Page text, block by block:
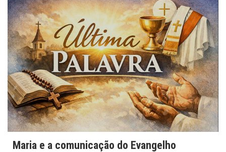
Maria e a comunicação do Evangelho